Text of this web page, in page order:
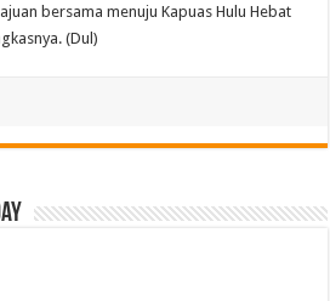
bersama menuju Kapuas Hulu Hebat
(Dul)